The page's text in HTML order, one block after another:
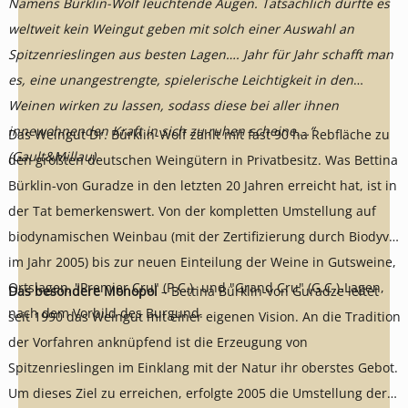
weltweit kein Weingut geben mit solch einer Auswahl an
Spitzenrieslingen aus besten Lagen…. Jahr für Jahr schafft man
es, eine unangestrengte, spielerische Leichtigkeit in den
Weinen wirken zu lassen, sodass diese bei aller ihnen
innewohnenden Kraft in sich zu ruhen scheine….“
(Gault&Millau).
Das Weingut Dr. Bürklin-Wolf zählt mit fast 90 ha Rebfläche zu
den größten deutschen Weingütern in Privatbesitz. Was Bettina
Bürklin-von Guradze in den letzten 20 Jahren erreicht hat, ist in
der Tat bemerkenswert. Von der kompletten Umstellung auf
biodynamischen Weinbau (mit der Zertifizierung durch Biodyvin
im Jahr 2005) bis zur neuen Einteilung der Weine in Gutsweine,
Ortslagen‚ "Premier Cru" (P.C.)- und "Grand Cru" (G.C.)-Lagen,
nach dem Vorbild des Burgund.
Das besondere Monopol– Bettina Bürklin-von Guradze leitet
seit 1990 das Weingut mit einer eigenen Vision. An die Tradition
der Vorfahren anknüpfend ist die Erzeugung von
Spitzenrieslingen im Einklang mit der Natur ihr oberstes Gebot.
Um dieses Ziel zu erreichen, erfolgte 2005 die Umstellung der